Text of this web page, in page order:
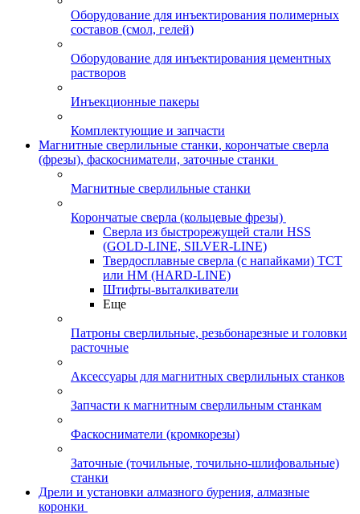
Оборудование для инъектирования полимерных
составов (смол, гелей)
Оборудование для инъектирования цементных
растворов
Инъекционные пакеры
Комплектующие и запчасти
Магнитные сверлильные станки, корончатые сверла
(фрезы), фаскосниматели, заточные станки
Магнитные сверлильные станки
Корончатые сверла (кольцевые фрезы)
Сверла из быстрорежущей стали HSS
(GOLD-LINE, SILVER-LINE)
Твердосплавные сверла (с напайками) ТСТ
или HM (HARD-LINE)
Штифты-выталкиватели
Еще
Патроны сверлильные, резьбонарезные и головки
расточные
Аксессуары для магнитных сверлильных станков
Запчасти к магнитным сверлильным станкам
Фаскосниматели (кромкорезы)
Заточные (точильные, точильно-шлифовальные)
станки
Дрели и установки алмазного бурения, алмазные
коронки